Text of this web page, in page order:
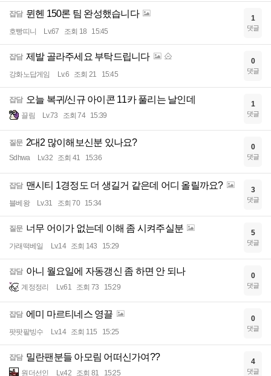
잡담 뮌헨 150론 팀 완성했습니다
호빵띠니 Lv.67 조회 18 15:45
1
댓글
잡담 제발 골라주세요 부탁드립니다
강화노답게임 Lv.6 조회 21 15:45
0
댓글
잡담 오늘 복귀/신규 아이콘 11카 풀리는 날인데
끌림 Lv.73 조회 74 15:39
1
댓글
질문 2대2 많이해보신분 있나요?
Sdhwa Lv.32 조회 41 15:36
0
댓글
잡담 맨시티 1경정도 더 생길거 같은데 어디 올릴까요?
블베왕 Lv.31 조회 70 15:34
3
댓글
질문 너무 어이가 없는데 이해 좀 시켜주실분
가래떡베일 Lv.14 조회 143 15:29
5
댓글
잡담 아니 월요일에 자동갱신 좀 하면 안 되나
계정정리 Lv.61 조회 73 15:29
0
댓글
잡담 에미 마르티네스 영끌
팟팟팥빙수 Lv.14 조회 115 15:25
0
댓글
잡담 밀란팬분들 아모림 어떠신가여??
원더선인 Lv.42 조회 81 15:25
4
댓글